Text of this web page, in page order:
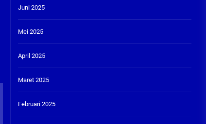
Juni 2025
Mei 2025
April 2025
Maret 2025
Februari 2025